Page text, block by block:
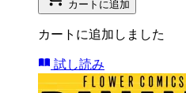
カートに追加
カートに追加しました
試し読み